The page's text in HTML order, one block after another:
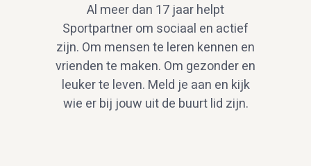
Al meer dan 17 jaar helpt
Sportpartner om sociaal en actief
zijn. Om mensen te leren kennen en
vrienden te maken. Om gezonder en
leuker te leven. Meld je aan en kijk
wie er bij jouw uit de buurt lid zijn.